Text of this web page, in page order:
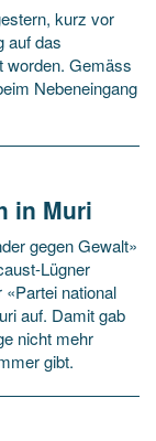
kurz vor
auf das
worden. Gemäss
Nebeneingang
in Muri
gegen Gewalt»
Lügner
national
auf. Damit gab
nicht mehr
gibt.